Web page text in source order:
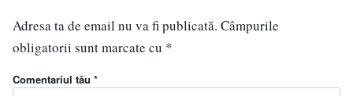
Adresa ta de email nu va fi publicată. Câmpurile
obligatorii sunt marcate cu *
Comentariul tău *